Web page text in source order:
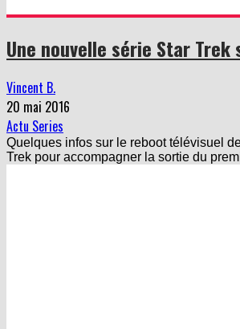
Une nouvelle série Star Trek
Vincent B.
20 mai 2016
Actu Series
Quelques infos sur le reboot télévisuel
Trek pour accompagner la sortie du